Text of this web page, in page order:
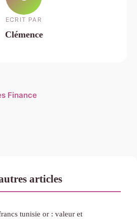
ECRIT PAR
Clémence
Finance
articles
tunisie or : valeur et